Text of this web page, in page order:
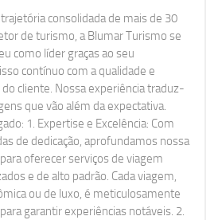
consolidada de mais de 30
de turismo, a Blumar Turismo se
como líder graças ao seu
contínuo com a qualidade e
cliente. Nossa experiência traduz-
que vão além da expectativa.
1. Expertise e Excelência: Com
de dedicação, aprofundamos nossa
oferecer serviços de viagem
e de alto padrão. Cada viagem,
ou de luxo, é meticulosamente
garantir experiências notáveis. 2.